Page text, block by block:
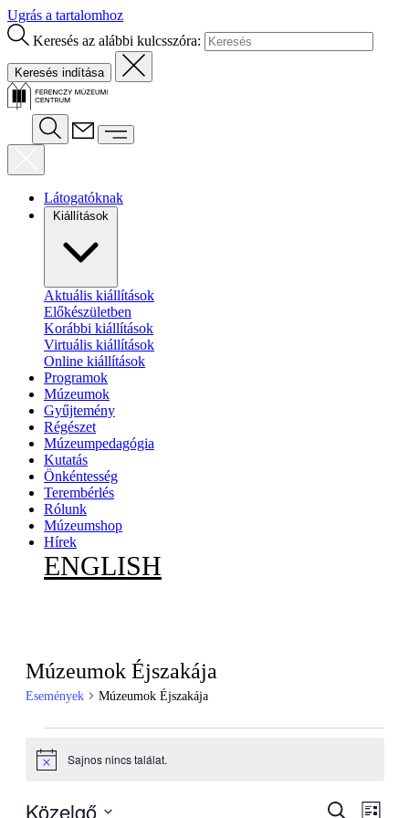
Ugrás a tartalomhoz
Keresés az alábbi kulcsszóra:
Látogatóknak
Kiállítások
Aktuális kiállítások
Előkészületben
Korábbi kiállítások
Virtuális kiállítások
Online kiállítások
Programok
Múzeumok
Gyűjtemény
Régészet
Múzeumpedagógia
Kutatás
Önkéntesség
Terembérlés
Rólunk
Múzeumshop
Hírek
ENGLISH
Múzeumok Éjszakája
Események Múzeumok Éjszakája
Notice Sajnos nincs találat.
Keresett
Közelgő